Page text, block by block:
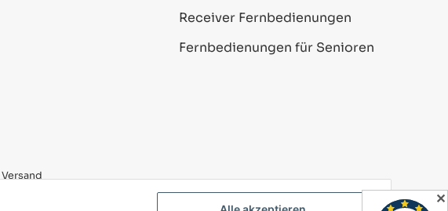
Receiver Fernbedienungen
Fernbedienungen für Senioren
Versand
✕